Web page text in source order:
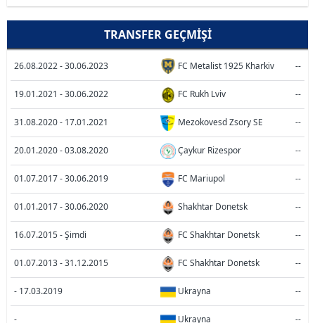
TRANSFER GEÇMIŞI
26.08.2022 - 30.06.2023 FC Metalist 1925 Kharkiv --
19.01.2021 - 30.06.2022 FC Rukh Lviv --
31.08.2020 - 17.01.2021 Mezokovesd Zsory SE --
20.01.2020 - 03.08.2020 Çaykur Rizespor --
01.07.2017 - 30.06.2019 FC Mariupol --
01.01.2017 - 30.06.2020 Shakhtar Donetsk --
16.07.2015 - Şimdi FC Shakhtar Donetsk --
01.07.2013 - 31.12.2015 FC Shakhtar Donetsk --
- 17.03.2019 Ukrayna --
- Ukrayna --